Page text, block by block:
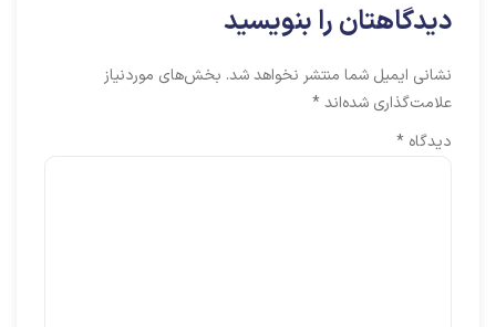
دیدگاهتان را بنویسید
نشانی ایمیل شما منتشر نخواهد شد. بخش‌های موردنیاز
علامت‌گذاری شده‌اند*
دیدگاه *